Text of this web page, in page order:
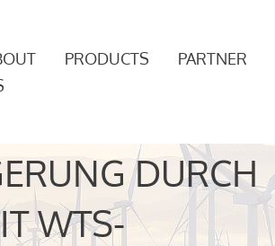
PRODUCTS PARTNER
DURCH
WTS-